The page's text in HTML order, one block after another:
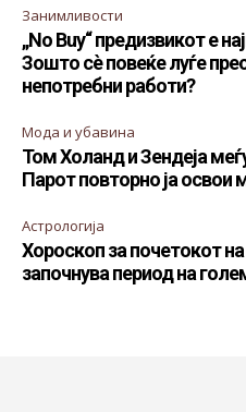
Занимливости
„No Buy“ предизвикот е
Зошто сè повеќе луѓе
непотребни работи?
Мода и убавина
Том Холанд и Зендеја
Парот повторно ја освои
Астрологија
Хороскоп за почетокот
започнува период на